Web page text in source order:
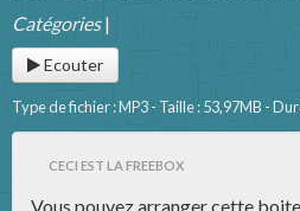
Catégories|
Ecouter
Type de fichier : MP3 - Taille : 53,97MB -
CECI EST LA FREEBOX
Vous pouvez arranger cette